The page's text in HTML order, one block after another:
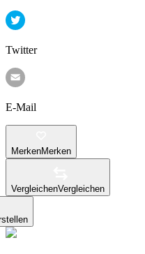
Twitter
E-Mail
MerkenMerken
VergleichenVergleichen